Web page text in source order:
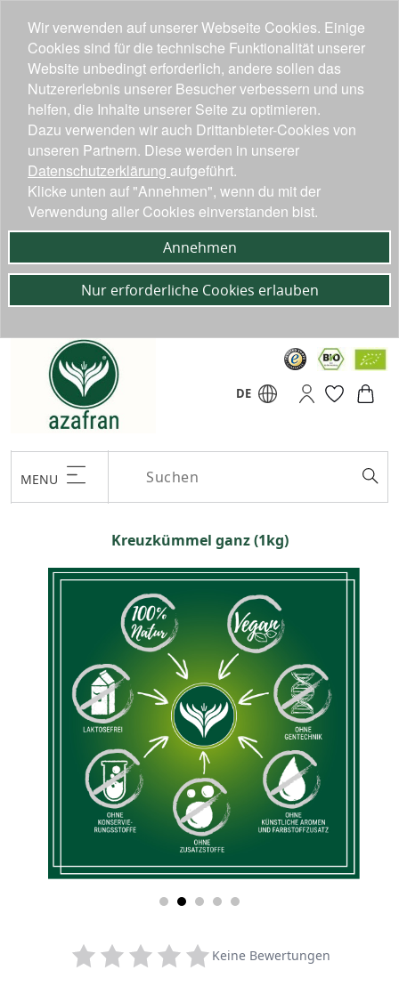
DE
MENU
Kreuzkümmel ganz (1kg)
Keine Bewertungen
Wir verwenden auf unserer Webseite Cookies. Einige
Cookies sind für die technische Funktionalität unserer
Website unbedingt erforderlich, andere sollen das
Nutzererlebnis unserer Besucher verbessern und uns
helfen, die Inhalte unserer Seite zu optimieren.
Dazu verwenden wir auch Drittanbieter-Cookies von
unseren Partnern. Diese werden in unserer
Datenschutzerklärung aufgeführt.
Klicke unten auf "Annehmen", wenn du mit der
Verwendung aller Cookies einverstanden bist.
Annehmen
Nur erforderliche Cookies erlauben